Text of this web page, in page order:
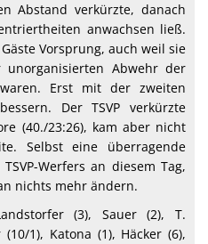
Abstand verkürzte, danach
anwachsen ließ.
äste Vorsprung, auch weil sie
Abwehr der
Erst mit der zweiten
Der TSVP verkürzte
(40./23:26), kam aber nicht
Selbst eine überragende
Werfers an diesem Tag,
nichts mehr ändern.
(3), Sauer (2), T.
(10/1), Katona (1), Häcker (6),